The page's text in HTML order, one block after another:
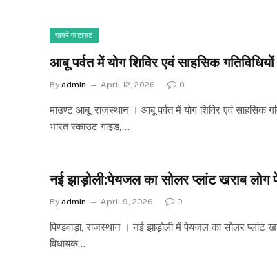
खबरें फटाफट
आबू पर्वत में योग शिविर एवं साहसिक
By admin April 12, 2026 0
माउण्ट आबू, राजस्थान । आबू पर्वत में योग शिविर एवं साहसिक
भारत स्काउट गाइड,…
नई झाड़ोली:पेयजल का सोलर प्लांट खराब
By admin April 9, 2026 0
पिण्डवाड़ा, राजस्थान । नई झाड़ोली में पेयजल का सोलर प्लांट
विधायक…